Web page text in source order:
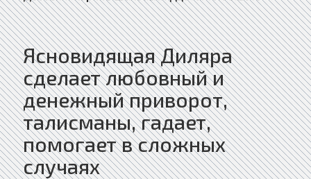
Ясновидящая Диляра
сделает любовный и
денежный приворот,
талисманы, гадает,
помогает в сложных
случаях